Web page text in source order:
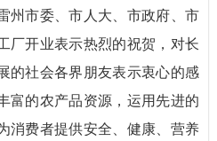
市委、市人大、市政府、市
厂开业表示热烈的祝贺，对长
的社会各界朋友表示衷心的感
富的农产品资源，运用先进的
消费者提供安全、健康、营养